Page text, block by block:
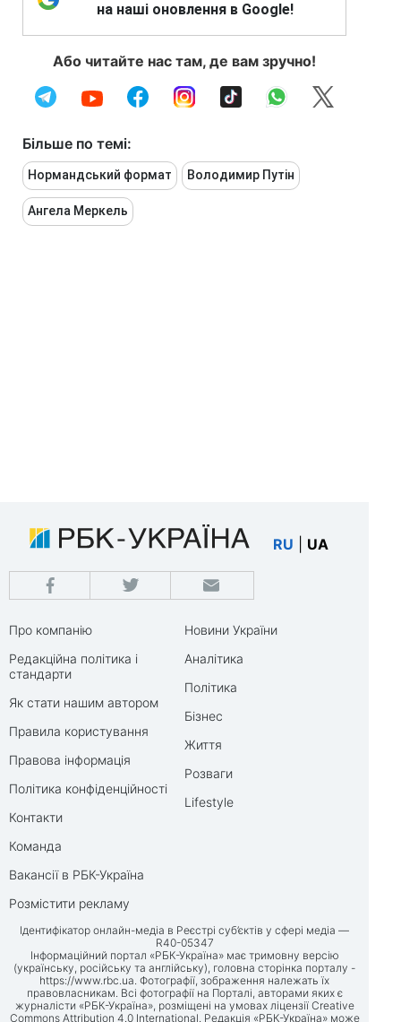
на наші оновлення в Google!
Або читайте нас там, де вам зручно!
Більше по темі:
Нормандський формат Володимир Путін
Ангела Меркель
RU UA
Про компанію
Редакційна політика і
стандарти
Як стати нашим автором
Правила користування
Правова інформація
Політика конфіденційності
Контакти
Команда
Вакансії в РБК-Україна
Розмістити рекламу
Новини України
Аналітика
Політика
Бізнес
Життя
Розваги
Lifestyle
Ідентифікатор онлайн-медіа в Реєстрі суб’єктів у сфері медіа —
R40-05347
Інформаційний портал «РБК-Україна» має тримовну версію
(українську, російську та англійську), головна сторінка порталу -
https://www.rbc.ua. Фотографії, зображення належать їх
правовласникам. Всі фотографії на Порталі, авторами яких є
журналісти «РБК-Україна», розміщені на умовах ліцензії Creative
Commons Attribution 4.0 International. Редакція «РБК-Україна» може